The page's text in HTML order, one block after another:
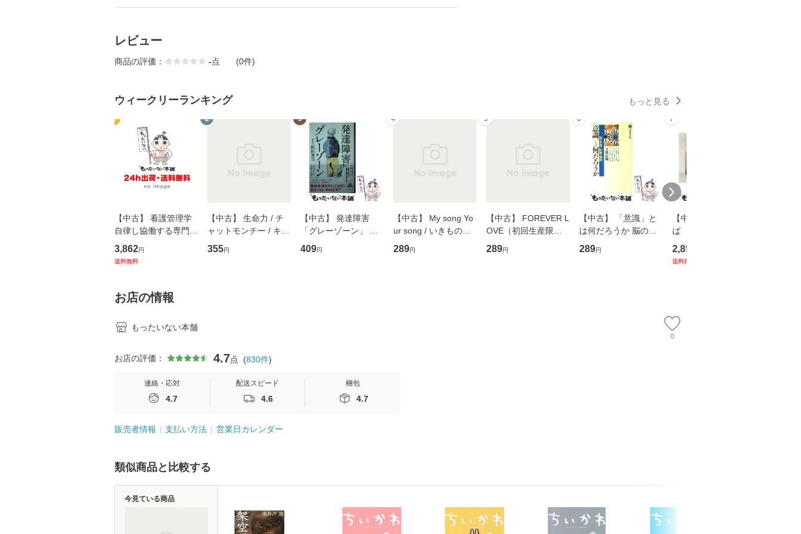
レビュー
商品の評価： -点 (0件)
ウィークリーランキング もっと見る
1
【中古】 看護管理学
自律し協働する専門職
の看護マネジメントス
キル 改訂第3版 (看護
堂 [単行
3,862円
送料無料
2
【中古】 生命力 / チ
ャットモンチー / キュ
ーンレコード [CD]
【メール便送料無料】
355円
3
【中古】 発達障害
「グレーゾーン」 そ
の正しい理解と克服法
(SB新書 572) / 岡田尊
409円
4
【中古】 My song Yo
ur song / いきものが
かり / [CD]【メール便
送料無料】
289円
5
【中古】 FOREVER L
OVE（初回生産限定
盤） / 清水翔太×加藤
ミリヤ / [CD]【メール
289円
6
【中古】 「意識」と
は何だろうか 脳の来
歴、知覚の錯誤 （講
談社現代新書） / 下条
289円
7
【中古】 耳をすませ
ば 〈2枚組〉 [DVD] /
ブエナ・ビスタ・ホー
ム・エンターテイメン
2,852
送料無料
お店の情報
もったいない本舗
0
お店の評価： 4.7点 (830件)
連絡・応対
4.7
配送スピード
4.6
梱包
4.7
販売者情報 支払い方法 営業日カレンダー
類似商品と比較する
今見ている商品